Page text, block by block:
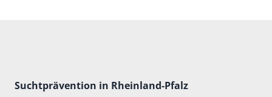
Suchtprävention in Rheinland-Pfalz